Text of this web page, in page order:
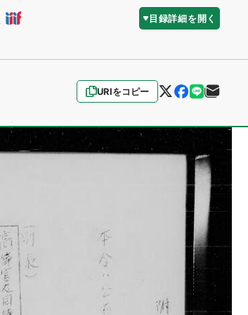
目録詳細を開く
URIをコピー